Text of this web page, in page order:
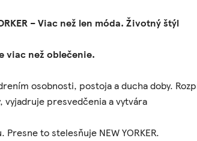
– Viac než len móda. Životný štýl
viac než oblečenie.
osobnosti, postoja a ducha doby.
vyjadruje presvedčenia a vytvára
Presne to stelesňuje NEW YORKER.